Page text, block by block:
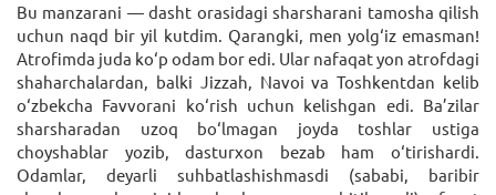
Bu manzarani — dasht orasidagi sharsharani tamosha qilish
uchun naqd bir yil kutdim. Qarangki, men yolg‘iz emasman!
Atrofimda juda ko‘p odam bor edi. Ular nafaqat yon atrofdagi
shaharchalardan, balki Jizzah, Navoi va Toshkentdan kelib
o‘zbekcha Favvorani ko‘rish uchun kelishgan edi. Ba’zilar
sharsharadan uzoq bo‘lmagan joyda toshlar ustiga
choyshablar yozib, dasturxon bezab ham o‘tirishardi.
Odamlar, deyarli suhbatlashishmasdi (sababi, baribir